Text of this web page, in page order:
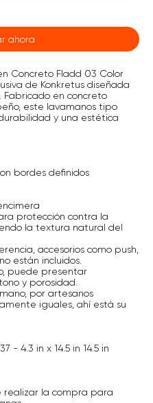
ahora
Concreto Fladd 03 Color
de Konkretus diseñada
en concreto
este lavamanos tipo
y una estética
bordes definidos
protección contra la
la textura natural del
accesorios como push,
están incluidos.
puede presentar
y porosidad.
por artesanos
iguales, ahí está su
- 4.3 in x 14.5 in 14.5 in
la compra para